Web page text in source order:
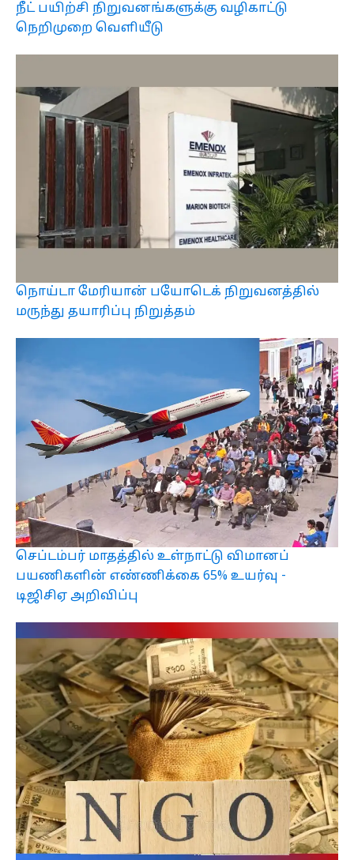
நீட் பயிற்சி நிறுவனங்களுக்கு வழிகாட்டு
நெறிமுறை வெளியீடு
நொய்டா மேரியான் பயோடெக் நிறுவனத்தில்
மருந்து தயாரிப்பு நிறுத்தம்
செப்டம்பர் மாதத்தில் உள்நாட்டு விமானப்
பயணிகளின் எண்ணிக்கை 65% உயர்வு -
டிஜிசிஏ அறிவிப்பு